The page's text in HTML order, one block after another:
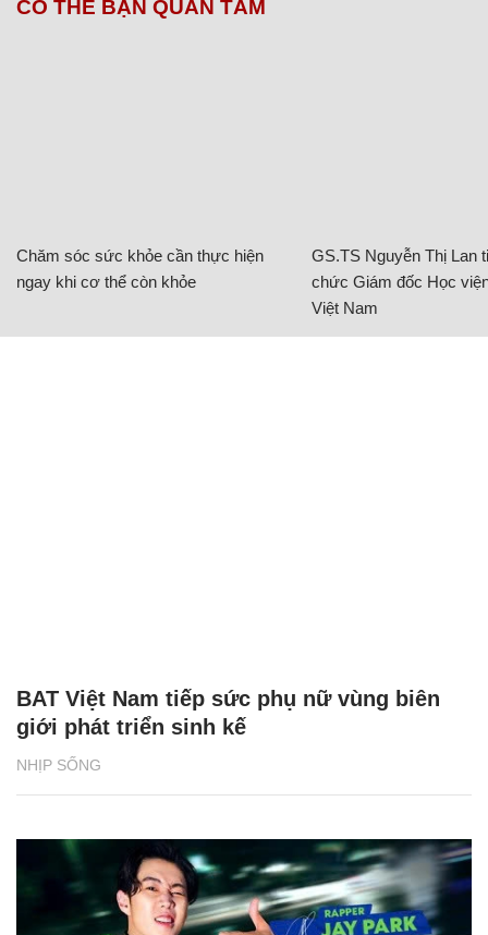
CÓ THỂ BẠN QUAN TÂM
Chăm sóc sức khỏe cần thực hiện
ngay khi cơ thể còn khỏe
GS.TS Nguyễn Thị Lan
chức Giám đốc Học
Việt Nam
NHỊP SỐNG
BAT Việt Nam tiếp sức phụ nữ vùng biên
giới phát triển sinh kế